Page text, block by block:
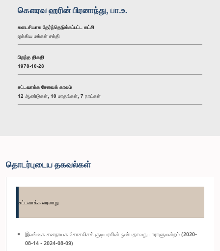
கௌரவ ஹரின் பிரனாந்து, பா.உ.
கடைசியாக தேர்ந்தெடுக்கப்பட்ட கட்சி
ஐக்கிய மக்கள் சக்தி
பிறந்த திகதி
1978-10-28
சட்டவாக்க சேவைக் காலம்
12 ஆண்டுகள், 10 மாதங்கள், 7 நாட்கள்
தொடர்புடைய தகவல்கள்
சட்டவாக்க வரலாறு
இலங்கை சனநாயக சோசலிசக் குடியரசின் ஒன்பதாவது பாராளுமன்றம் (2020-
08-14 - 2024-08-09)